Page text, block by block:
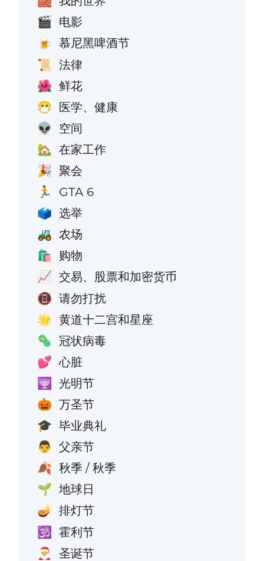
🎬 电影
🍺 慕尼黑啤酒节
📜 法律
🌺 鲜花
😷 医学、健康
👽 空间
🏡 在家工作
🎉 聚会
🏃 GTA 6
🗳️ 选举
🚜 农场
🛍️ 购物
📈 交易、股票和加密货币
📵 请勿打扰
🌟 黄道十二宫和星座
🦠 冠状病毒
💕 心脏
🕎 光明节
🎃 万圣节
🎓 毕业典礼
👨 父亲节
🍂 秋季 / 秋季
🌱 地球日
🪔 排灯节
🕉️ 霍利节
🎅 圣诞节